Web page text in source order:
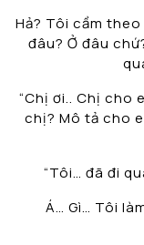
Hả? Tôi cầm
đâu? Ở đâu
“Chị ơi.. Chị cho
chị? Mô tả cho
“Tôi… đã đi
Á… Gì… Tôi